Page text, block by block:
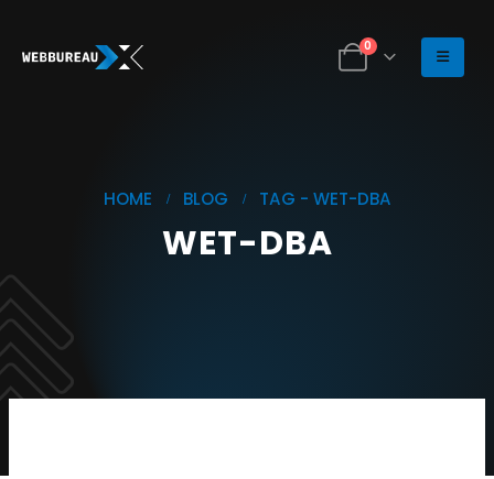
0
HOME BLOG TAG - WET-DBA
WET-DBA